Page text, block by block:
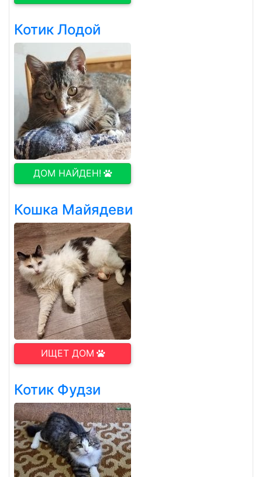
Котик Лодой
ДОМ НАЙДЕН!
Кошка Майядеви
ИЩЕТ ДОМ
Котик Фудзи